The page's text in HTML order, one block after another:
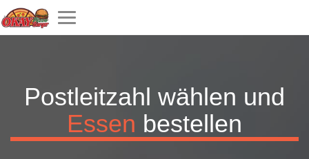
Toggle
navigation
Postleitzahl wählen und
Essen bestellen